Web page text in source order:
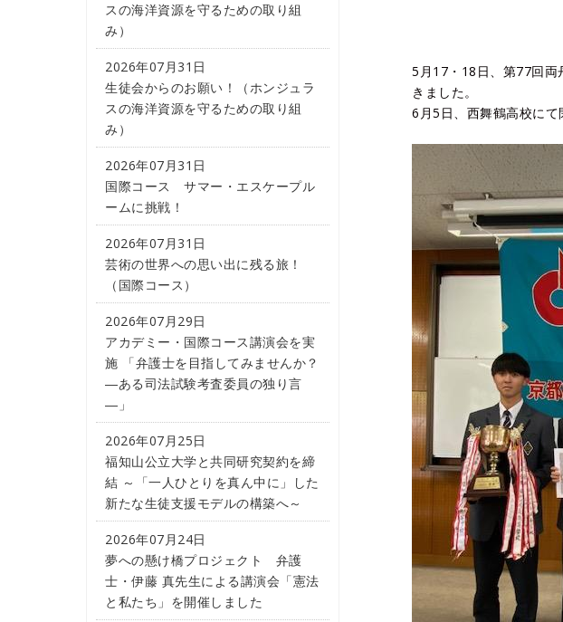
5月17・18日、第77回両
きました。
6月5日、西舞鶴高校にて
スの海洋資源を守るための取り組
み）
2026年07月31日
生徒会からのお願い！（ホンジュラ
スの海洋資源を守るための取り組
み）
2026年07月31日
国際コース サマー・エスケープル
ームに挑戦！
2026年07月31日
芸術の世界への思い出に残る旅！
（国際コース）
2026年07月29日
アカデミー・国際コース講演会を実
施 「弁護士を目指してみませんか？
―ある司法試験考査委員の独り言
―」
2026年07月25日
福知山公立大学と共同研究契約を締
結 ～「一人ひとりを真ん中に」した
新たな生徒支援モデルの構築へ～
2026年07月24日
夢への懸け橋プロジェクト 弁護
士・伊藤 真先生による講演会「憲法
と私たち」を開催しました